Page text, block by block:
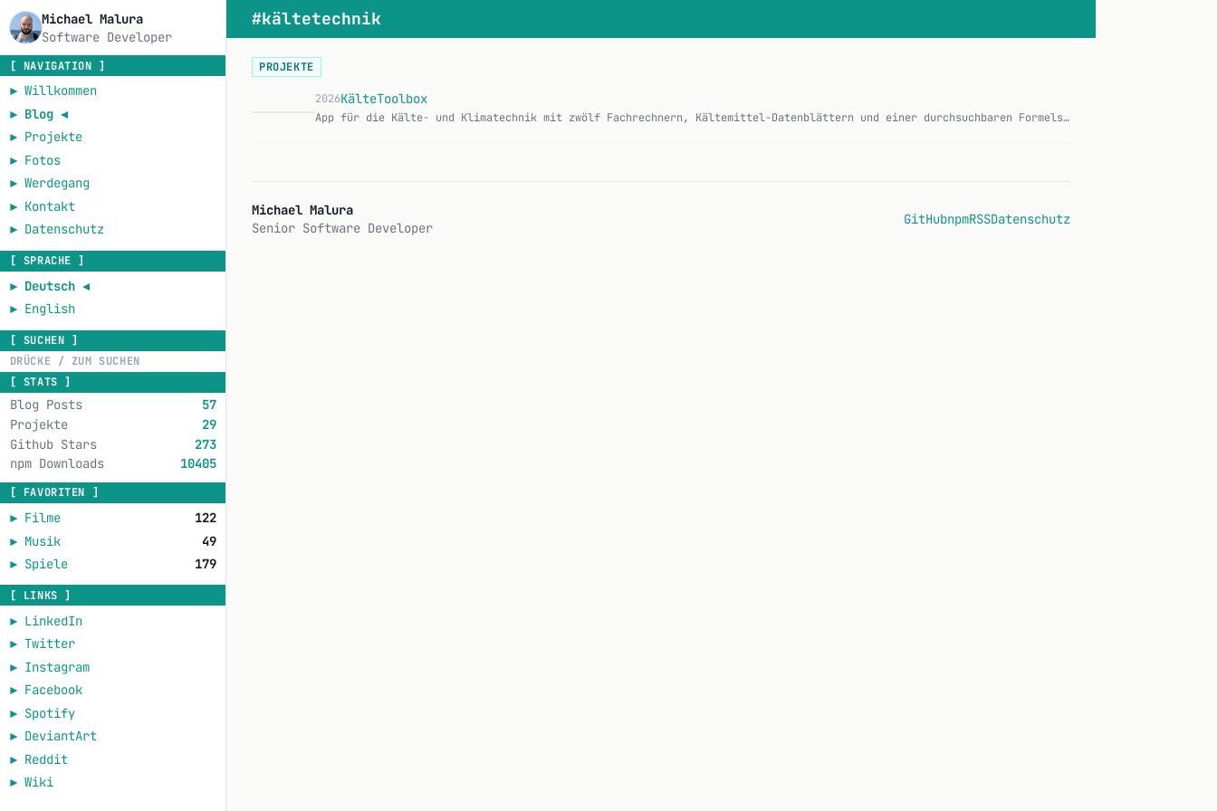
Michael Malura
Software Developer
[ NAVIGATION ]
► Willkommen
► Blog◄
► Projekte
► Fotos
► Werdegang
► Kontakt
► Datenschutz
[ SPRACHE ]
► Deutsch◄
► English
[ SUCHEN ]
[ STATS ]
Blog Posts
57
Projekte
29
Github Stars
273
npm Downloads
10405
[ FAVORITEN ]
► Filme
122
► Musik
49
► Spiele 179
[ LINKS ]
► LinkedIn
► Twitter
► Instagram
► Facebook
► Spotify
► DeviantArt
► Reddit
► Wiki
#kältetechnik
PROJEKTE
2026KälteToolbox
App für die Kälte- und Klimatechnik mit zwölf Fachrechnern, Kältemittel-Datenblättern und einer durchsuchbaren Formelsammlung. Läuft komplett offline, ohne Acco…
Michael Malura
Senior Software Developer
GitHubnpmRSSDatenschutz